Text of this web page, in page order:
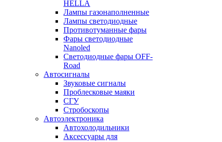
HELLA
Лампы газонаполненные
Лампы светодиодные
Противотуманные фары
Фары светодиодные
Nanoled
Светодиодные фары OFF-
Road
Автосигналы
Звуковые сигналы
Проблесковые маяки
СГУ
Стробоскопы
Автоэлектроника
Автохолодильники
Аксессуары для